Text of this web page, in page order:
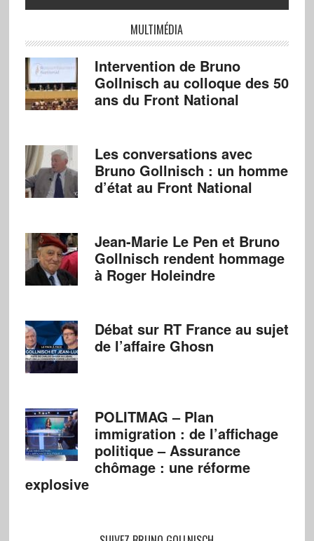
MULTIMÉDIA
Intervention de Bruno
Gollnisch au colloque des 50
ans du Front National
Les conversations avec
Bruno Gollnisch : un homme
d’état au Front National
Jean-Marie Le Pen et Bruno
Gollnisch rendent hommage
à Roger Holeindre
Débat sur RT France au sujet
de l’affaire Ghosn
POLITMAG – Plan
immigration : de l’affichage
politique – Assurance
chômage : une réforme
explosive